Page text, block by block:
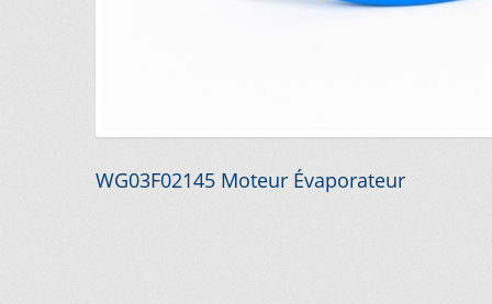
Navigation
Article
WG03F02145 Moteur Évaporateur